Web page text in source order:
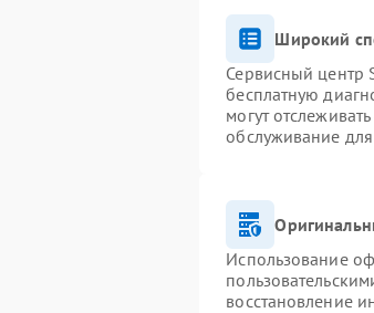
Широкий
Сервисный центр
бесплатную
могут
обслуживание
Использование
восстановление